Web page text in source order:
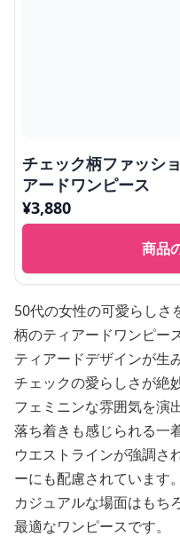
チェック柄ファッシ
アードワンピース
¥3,880
商品
50代の女性の可愛らしさ
柄のティアードワンピー
ティアードデザインが生
チェックの愛らしさが絶
フェミニンな雰囲気を演
落ち着きも感じられる一
ウエストラインが強調さ
ーにも配慮されています。
カジュアルな場面はもち
最適なワンピースです。